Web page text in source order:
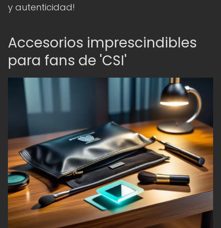
y autenticidad!
Accesorios imprescindibles
para fans de 'CSI'